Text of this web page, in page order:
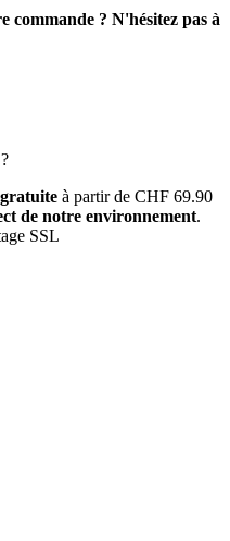
commande ? N'hésitez pas à
à partir de CHF 69.90
de notre environnement.
SSL